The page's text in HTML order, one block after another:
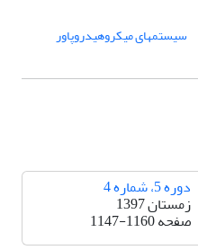
سیستم‏های میکروهیدروپاور
دوره 5، شماره 4
زمستان 1397
صفحه1147-1160